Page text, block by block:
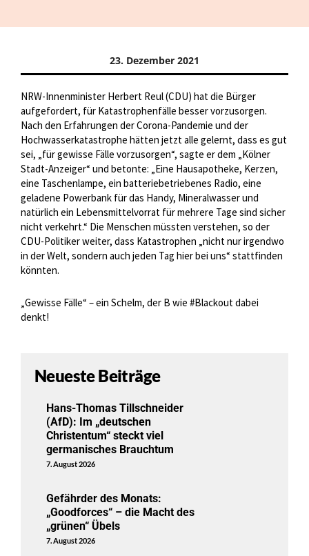
23. Dezember 2021
NRW-Innenminister Herbert Reul (CDU) hat die Bürger
aufgefordert, für Katastrophenfälle besser vorzusorgen.
Nach den Erfahrungen der Corona-Pandemie und der
Hochwasserkatastrophe hätten jetzt alle gelernt, dass es gut
sei, „für gewisse Fälle vorzusorgen“, sagte er dem „Kölner
Stadt-Anzeiger“ und betonte: „Eine Hausapotheke, Kerzen,
eine Taschenlampe, ein batteriebetriebenes Radio, eine
geladene Powerbank für das Handy, Mineralwasser und
natürlich ein Lebensmittelvorrat für mehrere Tage sind sicher
nicht verkehrt.“ Die Menschen müssten verstehen, so der
CDU-Politiker weiter, dass Katastrophen „nicht nur irgendwo
in der Welt, sondern auch jeden Tag hier bei uns“ stattfinden
könnten.
„Gewisse Fälle“ – ein Schelm, der B wie #Blackout dabei
denkt!
Neueste Beiträge
Hans-Thomas Tillschneider
(AfD): Im „deutschen
Christentum“ steckt viel
germanisches Brauchtum
7. August 2026
Gefährder des Monats:
„Goodforces“ – die Macht des
„grünen“ Übels
7. August 2026